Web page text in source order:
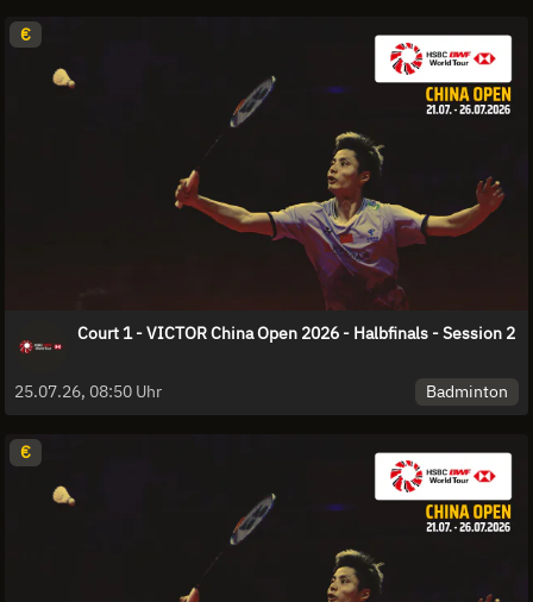
€
Court 1 - VICTOR China Open 2026 - Halbfinals - Session 2
25.07.26, 08:50 Uhr Badminton
€